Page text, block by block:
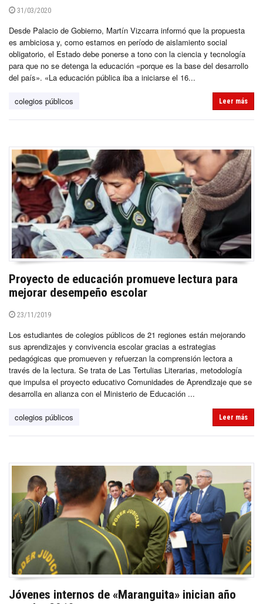
31/03/2020
Desde Palacio de Gobierno, Martín Vizcarra informó que la propuesta
es ambiciosa y, como estamos en período de aislamiento social
obligatorio, el Estado debe ponerse a tono con la ciencia y tecnología
para que no se detenga la educación «porque es la base del desarrollo
del país». «La educación pública iba a iniciarse el 16...
colegios públicos Leer más
Proyecto de educación promueve lectura para
mejorar desempeño escolar
23/11/2019
Los estudiantes de colegios públicos de 21 regiones están mejorando
sus aprendizajes y convivencia escolar gracias a estrategias
pedagógicas que promueven y refuerzan la comprensión lectora a
través de la lectura. Se trata de Las Tertulias Literarias, metodología
que impulsa el proyecto educativo Comunidades de Aprendizaje que se
desarrolla en alianza con el Ministerio de Educación ...
colegios públicos Leer más
Jóvenes internos de «Maranguita» inician año